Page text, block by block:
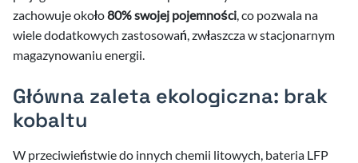
zachowuje około80% swojej pojemności, co pozwala na
wiele dodatkowych zastosowań, zwłaszcza w stacjonarnym
magazynowaniu energii.
Główna zaleta ekologiczna: brak
kobaltu
W przeciwieństwie do innych chemii litowych, bateria LFP